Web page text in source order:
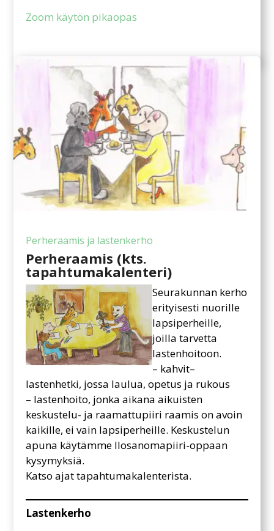
Zoom käytön pikaopas
Perheraamis ja lastenkerho
Perheraamis (kts.
tapahtumakalenteri)
Seurakunnan kerho
erityisesti nuorille
lapsiperheille,
joilla tarvetta
lastenhoitoon.
– kahvit–
lastenhetki, jossa laulua, opetus ja rukous
– lastenhoito, jonka aikana aikuisten
keskustelu- ja raamattupiiri raamis on avoin
kaikille, ei vain lapsiperheille. Keskustelun
apuna käytämme Ilosanomapiiri-oppaan
kysymyksiä.
Katso ajat tapahtumakalenterista.
Lastenkerho